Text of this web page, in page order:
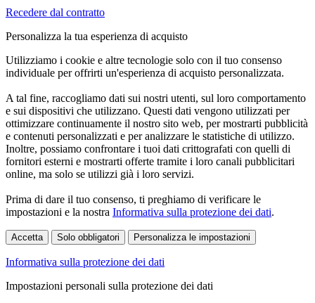
Recedere dal contratto
Personalizza la tua esperienza di acquisto
Utilizziamo i cookie e altre tecnologie solo con il tuo consenso
individuale per offrirti un'esperienza di acquisto personalizzata.
A tal fine, raccogliamo dati sui nostri utenti, sul loro comportamento
e sui dispositivi che utilizzano. Questi dati vengono utilizzati per
ottimizzare continuamente il nostro sito web, per mostrarti pubblicità
e contenuti personalizzati e per analizzare le statistiche di utilizzo.
Inoltre, possiamo confrontare i tuoi dati crittografati con quelli di
fornitori esterni e mostrarti offerte tramite i loro canali pubblicitari
online, ma solo se utilizzi già i loro servizi.
Prima di dare il tuo consenso, ti preghiamo di verificare le
impostazioni e la nostra Informativa sulla protezione dei dati.
Accetta Solo obbligatori Personalizza le impostazioni
Informativa sulla protezione dei dati
Impostazioni personali sulla protezione dei dati